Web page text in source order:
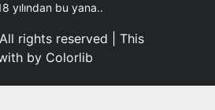
yılından bu yana..
rights reserved | This
by Colorlib